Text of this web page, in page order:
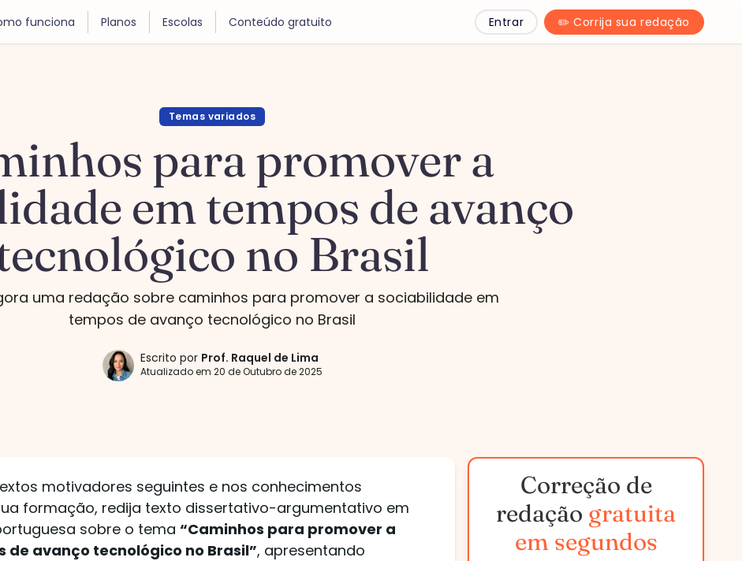
funciona Planos Escolas Conteúdo gratuito Entrar ✏️ Corrija sua redação
Temas variados
para promover a
em tempos de avanço
no Brasil
uma redação sobre caminhos para promover a sociabilidade em
tempos de avanço tecnológico no Brasil
Escrito por Prof. Raquel de Lima
Atualizado em 20 de Outubro de 2025
motivadores seguintes e nos conhecimentos
formação, redija texto dissertativo-argumentativo em
sobre o tema “Caminhos para promover a
avanço tecnológico no Brasil”, apresentando
Correção de
redação gratuita
em segundos